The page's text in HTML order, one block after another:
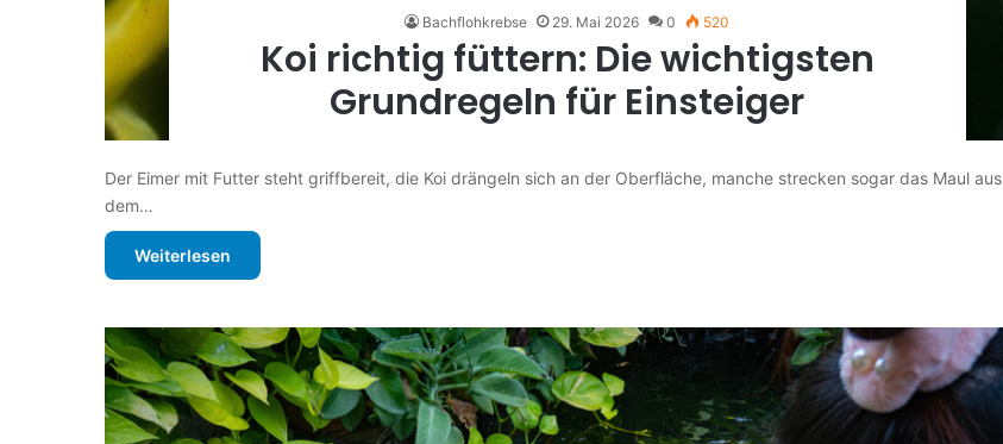
Bachflohkrebse 29. Mai 2026 0 520
Koi richtig füttern: Die wichtigsten
Grundregeln für Einsteiger
Der Eimer mit Futter steht griffbereit, die Koi drängeln sich an der Oberfläche, manche strecken sogar das Maul aus
dem…
Weiterlesen